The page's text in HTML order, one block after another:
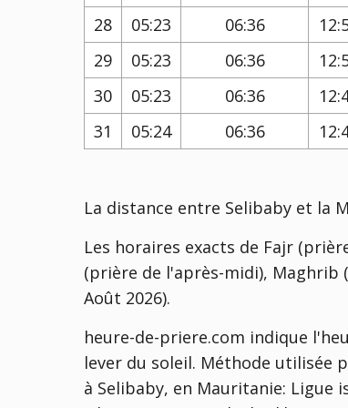
28
05:23 06:36
29
05:23 06:36
30
05:23 06:36
31
05:24 06:36
La distance entre Selibaby et la
Les horaires exacts de Fajr
(prière de l'après-midi),
Août 2026).
heure-de-priere.com indique
lever du soleil. Méthode utilisée
à Selibaby, en Mauritanie: Ligue